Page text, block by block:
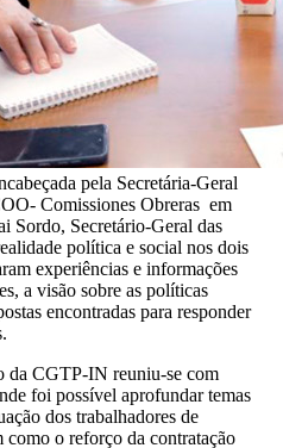
pela Secretária-Geral
Comissiones Obreras em
Sordo, Secretário-Geral das
política e social nos dois
experiências e informações
a visão sobre as políticas
encontradas para responder
da CGTP-IN reuniu-se com
foi possível aprofundar temas
dos trabalhadores de
como o reforço da contratação